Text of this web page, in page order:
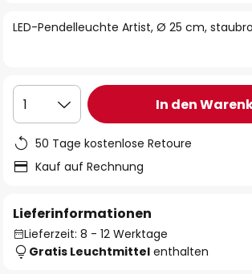
LED-Pendelleuchte Artist, Ø 25 cm,
1 In den
50 Tage kostenlose Retoure
Kauf auf Rechnung
Lieferinformationen
Lieferzeit: 8 - 12 Werktage
Gratis Leuchtmittel enthalten